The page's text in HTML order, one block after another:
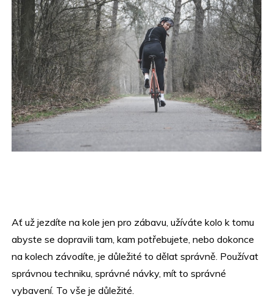
Ať už jezdíte na kole jen pro zábavu, užíváte kolo k tomu
abyste se dopravili tam, kam potřebujete, nebo dokonce
na kolech závodíte, je důležité to dělat správně. Používat
správnou techniku, správné návky, mít to správné
vybavení. To vše je důležité.